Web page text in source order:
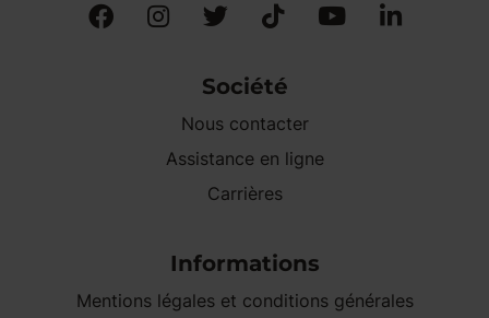
Société
Nous contacter
Assistance en ligne
Carrières
Informations
Mentions légales et conditions générales